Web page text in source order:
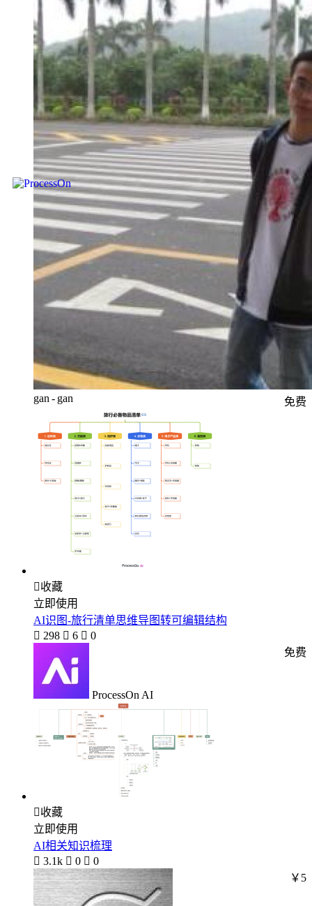
gan - gan 免费
收藏
立即使用
AI识图-旅行清单思维导图转可编辑结构
 298  6  0
ProcessOn AI
免费
收藏
立即使用
AI相关知识梳理
 3.1k  0  0
￥5